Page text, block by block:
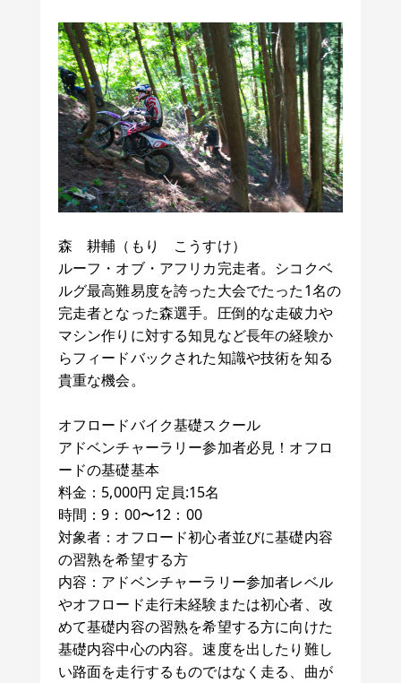
森 耕輔（もり こうすけ）
ルーフ・オブ・アフリカ完走者。シコクベ
ルグ最高難易度を誇った大会でたった1名の
完走者となった森選手。圧倒的な走破力や
マシン作りに対する知見など長年の経験か
らフィードバックされた知識や技術を知る
貴重な機会。
オフロードバイク基礎スクール
アドベンチャーラリー参加者必見！オフロ
ードの基礎基本
料金：5,000円 定員:15名
時間：9：00〜12：00
対象者：オフロード初心者並びに基礎内容
の習熟を希望する方
内容：アドベンチャーラリー参加者レベル
やオフロード走行未経験または初心者、改
めて基礎内容の習熟を希望する方に向けた
基礎内容中心の内容。速度を出したり難し
い路面を走行するものではなく走る、曲が